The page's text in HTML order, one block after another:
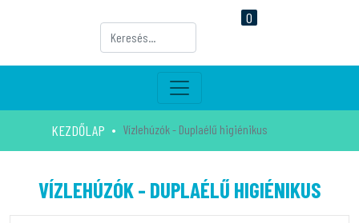
0
KEZDŐLAP Vízlehúzók - Duplaélű higiénikus
VÍZLEHÚZÓK - DUPLAÉLŰ HIGIÉNIKUS